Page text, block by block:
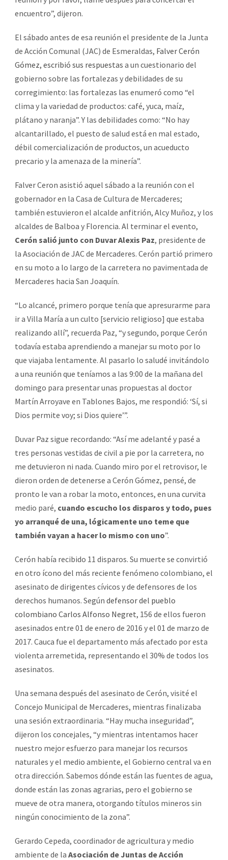
encuentro”, dijeron.
El sábado antes de esa reunión el presidente de la Junta
de Acción Comunal (JAC) de Esmeraldas, Falver Cerón
Gómez, escribió sus respuestas a un cuestionario del
gobierno sobre las fortalezas y debilidades de su
corregimiento: las fortalezas las enumeró como “el
clima y la variedad de productos: café, yuca, maíz,
plátano y naranja”. Y las debilidades como: “No hay
alcantarillado, el puesto de salud está en mal estado,
débil comercialización de productos, un acueducto
precario y la amenaza de la minería”.
Falver Ceron asistió aquel sábado a la reunión con el
gobernador en la Casa de Cultura de Mercaderes;
también estuvieron el alcalde anfitrión, Alcy Muñoz, y los
alcaldes de Balboa y Florencia. Al terminar el evento,
Cerón salió junto con Duvar Alexis Paz, presidente de
la Asociación de JAC de Mercaderes. Cerón partió primero
en su moto a lo largo de la carretera no pavimentada de
Mercaderes hacia San Joaquín.
“Lo alcancé, primero porque tenía que apresurarme para
ir a Villa María a un culto [servicio religioso] que estaba
realizando allí”, recuerda Paz, “y segundo, porque Cerón
todavía estaba aprendiendo a manejar su moto por lo
que viajaba lentamente. Al pasarlo lo saludé invitándolo
a una reunión que teníamos a las 9:00 de la mañana del
domingo para presentar unas propuestas al doctor
Martín Arroyave en Tablones Bajos, me respondió: ‘Sí, si
Dios permite voy; si Dios quiere’”.
Duvar Paz sigue recordando: “Así me adelanté y pasé a
tres personas vestidas de civil a pie por la carretera, no
me detuvieron ni nada. Cuando miro por el retrovisor, le
dieron orden de detenerse a Cerón Gómez, pensé, de
pronto le van a robar la moto, entonces, en una curvita
medio paré, cuando escucho los disparos y todo, pues
yo arranqué de una, lógicamente uno teme que
también vayan a hacer lo mismo con uno”.
Cerón había recibido 11 disparos. Su muerte se convirtió
en otro ícono del más reciente fenómeno colombiano, el
asesinato de dirigentes cívicos y de defensores de los
derechos humanos. Según defensor del pueblo
colombiano Carlos Alfonso Negret, 156 de ellos fueron
asesinados entre 01 de enero de 2016 y el 01 de marzo de
2017. Cauca fue el departamento más afectado por esta
violenta arremetida, representando el 30% de todos los
asesinatos.
Una semana después del asesinato de Cerón, visité el
Concejo Municipal de Mercaderes, mientras finalizaba
una sesión extraordinaria. “Hay mucha inseguridad”,
dijeron los concejales, “y mientras intentamos hacer
nuestro mejor esfuerzo para manejar los recursos
naturales y el medio ambiente, el Gobierno central va en
otra dirección. Sabemos dónde están las fuentes de agua,
donde están las zonas agrarias, pero el gobierno se
mueve de otra manera, otorgando títulos mineros sin
ningún conocimiento de la zona”.
Gerardo Cepeda, coordinador de agricultura y medio
ambiente de la Asociación de Juntas de Acción